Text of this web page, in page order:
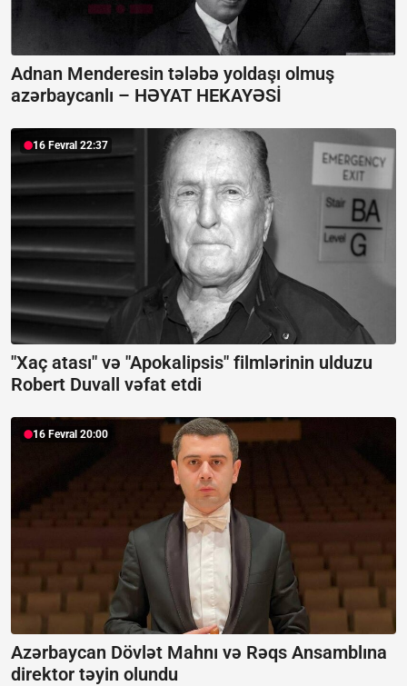
Adnan Menderesin tələbə yoldaşı olmuş
azərbaycanlı – HƏYAT HEKAYƏSİ
16 Fevral 22:37
"Xaç atası" və "Apokalipsis" filmlərinin ulduzu
Robert Duvall vəfat etdi
16 Fevral 20:00
Azərbaycan Dövlət Mahnı və Rəqs Ansamblına
direktor təyin olundu